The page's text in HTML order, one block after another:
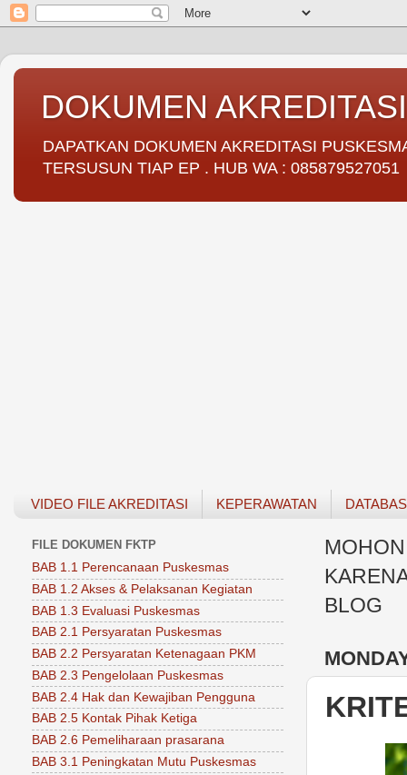
DOKUMEN
DAPATKAN DOKUMEN AKREDITASI
TERSUSUN TIAP EP . HUB WA : 085879527051
VIDEO FILE AKREDITASI KEPERAWATAN
BLOG
FILE DOKUMEN FKTP
BAB 1.1 Perencanaan Puskesmas
BAB 1.2 Akses & Pelaksanan Kegiatan
BAB 1.3 Evaluasi Puskesmas
BAB 2.1 Persyaratan Puskesmas
BAB 2.2 Persyaratan Ketenagaan PKM
BAB 2.3 Pengelolaan Puskesmas
BAB 2.4 Hak dan Kewajiban Pengguna
BAB 2.5 Kontak Pihak Ketiga
BAB 2.6 Pemeliharaan prasarana
BAB 3.1 Peningkatan Mutu Puskesmas